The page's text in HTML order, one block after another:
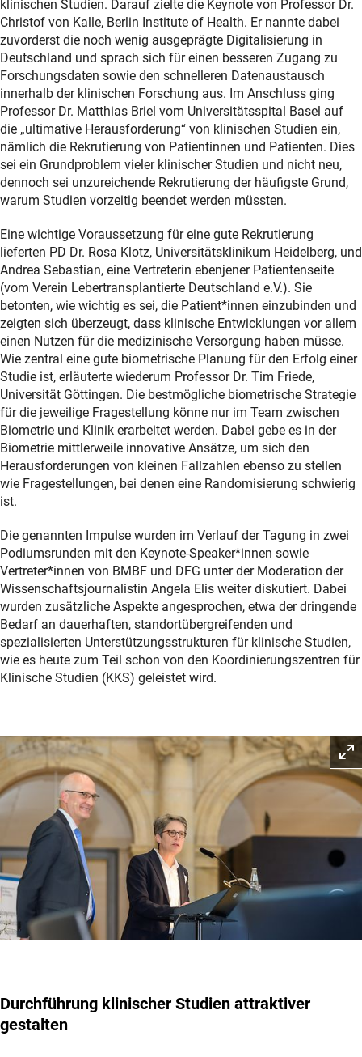
klinischen Studien. Darauf zielte die Keynote von Professor Dr.
Christof von Kalle, Berlin Institute of Health. Er nannte dabei
zuvorderst die noch wenig ausgeprägte Digitalisierung in
Deutschland und sprach sich für einen besseren Zugang zu
Forschungsdaten sowie den schnelleren Datenaustausch
innerhalb der klinischen Forschung aus. Im Anschluss ging
Professor Dr. Matthias Briel vom Universitätsspital Basel auf
die „ultimative Herausforderung“ von klinischen Studien ein,
nämlich die Rekrutierung von Patientinnen und Patienten. Dies
sei ein Grundproblem vieler klinischer Studien und nicht neu,
dennoch sei unzureichende Rekrutierung der häufigste Grund,
warum Studien vorzeitig beendet werden müssten.
Eine wichtige Voraussetzung für eine gute Rekrutierung
lieferten PD Dr. Rosa Klotz, Universitätsklinikum Heidelberg, und
Andrea Sebastian, eine Vertreterin ebenjener Patientenseite
(vom Verein Lebertransplantierte Deutschland e.V.). Sie
betonten, wie wichtig es sei, die Patient*innen einzubinden und
zeigten sich überzeugt, dass klinische Entwicklungen vor allem
einen Nutzen für die medizinische Versorgung haben müsse.
Wie zentral eine gute biometrische Planung für den Erfolg einer
Studie ist, erläuterte wiederum Professor Dr. Tim Friede,
Universität Göttingen. Die bestmögliche biometrische Strategie
für die jeweilige Fragestellung könne nur im Team zwischen
Biometrie und Klinik erarbeitet werden. Dabei gebe es in der
Biometrie mittlerweile innovative Ansätze, um sich den
Herausforderungen von kleinen Fallzahlen ebenso zu stellen
wie Fragestellungen, bei denen eine Randomisierung schwierig
ist.
Die genannten Impulse wurden im Verlauf der Tagung in zwei
Podiumsrunden mit den Keynote-Speaker*innen sowie
Vertreter*innen von BMBF und DFG unter der Moderation der
Wissenschaftsjournalistin Angela Elis weiter diskutiert. Dabei
wurden zusätzliche Aspekte angesprochen, etwa der dringende
Bedarf an dauerhaften, standortübergreifenden und
spezialisierten Unterstützungsstrukturen für klinische Studien,
wie es heute zum Teil schon von den Koordinierungszentren für
Klinische Studien (KKS) geleistet wird.
Durchführung klinischer Studien attraktiver
gestalten